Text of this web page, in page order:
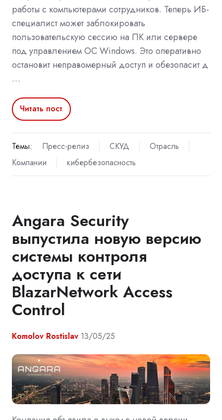
работы с компьютерами сотрудников. Теперь ИБ-
специалист может заблокировать
пользовательскую сессию на ПК или сервере
под управлением ОС Windows. Это оперативно
остановит неправомерный доступ и обезопасит д
…
Читать пост
Темы: Пресс-релиз СКУД
Отрасль
Компании
кибербезопасность
Angara Security
выпустила новую версию
системы контроля
доступа к сети
BlazarNetwork Access
Control
Komolov Rostislav 13/05/25